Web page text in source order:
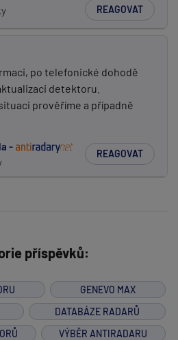
REAGOVAT
po telefonické dohodě
detektoru.
prověříme a případně
-
REAGOVAT
příspěvků:
GENEVO MAX
DATABÁZE RADARŮ
VÝBĚR ANTIRADARU